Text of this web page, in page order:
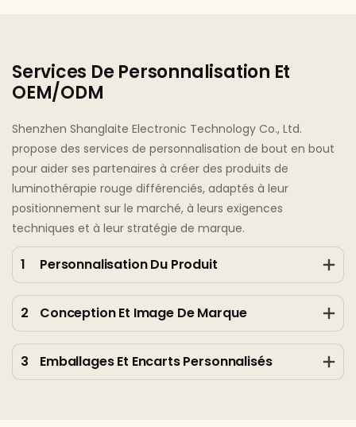
Services De Personnalisation Et
OEM/ODM
Shenzhen Shanglaite Electronic Technology Co., Ltd.
propose des services de personnalisation de bout en bout
pour aider ses partenaires à créer des produits de
luminothérapie rouge différenciés, adaptés à leur
positionnement sur le marché, à leurs exigences
techniques et à leur stratégie de marque.
1 Personnalisation Du Produit
2 Conception Et Image De Marque
3 Emballages Et Encarts Personnalisés